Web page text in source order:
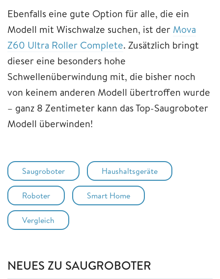
Ebenfalls eine gute Option für alle, die ein
Modell mit Wischwalze suchen, ist der Mova
Z60 Ultra Roller Complete. Zusätzlich bringt
dieser eine besonders hohe
Schwellenüberwindung mit, die bisher noch
von keinem anderen Modell übertroffen wurde
– ganz 8 Zentimeter kann das Top-Saugroboter
Modell überwinden!
Saugroboter Haushaltsgeräte
Roboter Smart Home
Vergleich
NEUES ZU SAUGROBOTER